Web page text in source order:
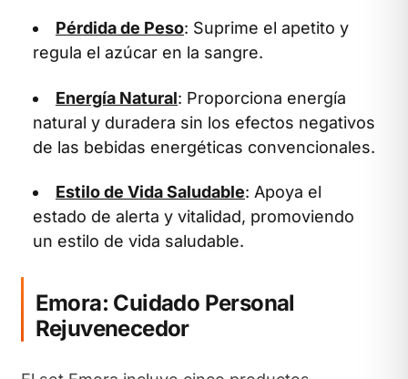
Pérdida de Peso: Suprime el apetito y
regula el azúcar en la sangre.
Energía Natural: Proporciona energía
natural y duradera sin los efectos negativos
de las bebidas energéticas convencionales.
Estilo de Vida Saludable: Apoya el
estado de alerta y vitalidad, promoviendo
un estilo de vida saludable.
Emora: Cuidado Personal
Rejuvenecedor